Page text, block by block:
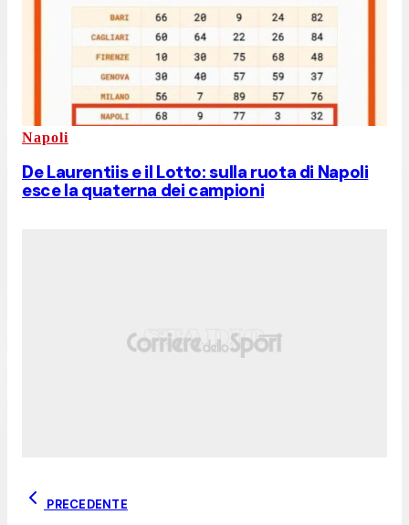
Napoli
De Laurentiis e il Lotto: sulla ruota di Napoli
esce la quaterna dei campioni
PRECEDENTE